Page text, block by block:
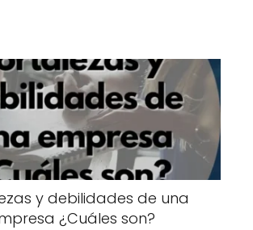
y debilidades de una
¿Cuáles son?